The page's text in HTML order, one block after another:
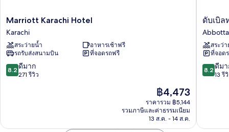
Marriott
Karachi
Hotel
Karachi
Marriott Karachi Hotel
Karachi
สระว่ายน้ำ
อาหารเช้าฟรี
รถรับส่งสนามบิน
ที่จอดรถฟรี
8.2
จาก
8.2 ดีมาก
271 รีวิว
ราคา
ปัจจุบัน
คือ
฿4,473
฿4,473
ราคารวม ฿5,144
รวมภาษีและค่าธรรมเนียม
13 ส.ค. - 14 ส.ค.
ดับเบิล
ทรี
บาย
ฮิล
ตัน
นา
เที
ดับเบิล
สระว่
ที่จอด
8.2
จาก
8.2 ดีม
13 รี